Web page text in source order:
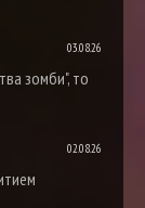
03.08.26
зомби", то
02.08.26